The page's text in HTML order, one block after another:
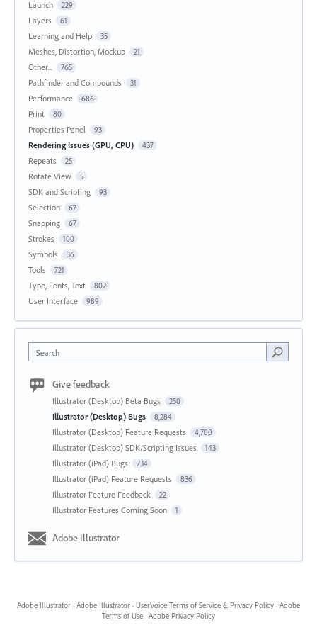
Launch 229
Layers 61
Learning and Help 35
Meshes, Distortion, Mockup 21
Other... 765
Pathfinder and Compounds 31
Performance 686
Print 80
Properties Panel 93
Rendering Issues (GPU, CPU) 437
Repeats 25
Rotate View 5
SDK and Scripting 93
Selection 67
Snapping 67
Strokes 100
Symbols 36
Tools 721
Type, Fonts, Text 802
User Interface 989
Search
Give feedback
Illustrator (Desktop) Beta Bugs 250
Illustrator (Desktop) Bugs 8,284
Illustrator (Desktop) Feature Requests 4,780
Illustrator (Desktop) SDK/Scripting Issues 143
Illustrator (iPad) Bugs 734
Illustrator (iPad) Feature Requests 836
Illustrator Feature Feedback 22
Illustrator Features Coming Soon 1
Adobe Illustrator
Adobe Illustrator · Adobe Illustrator · UserVoice Terms of Service & Privacy Policy · Adobe
Terms of Use · Adobe Privacy Policy